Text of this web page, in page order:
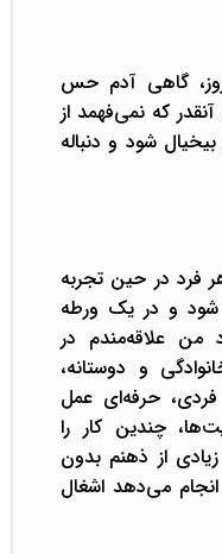
گاهی آدم حس
که نمی‌فهمد از
شود و دنباله
فرد در حین تجربه
شود و در یک ورطه
من علاقه‌مندم در
و دوستانه،
فردی، حرفه‌ای عمل
چندین کار را
از ذهنم بدون
می‌دهد اشغال